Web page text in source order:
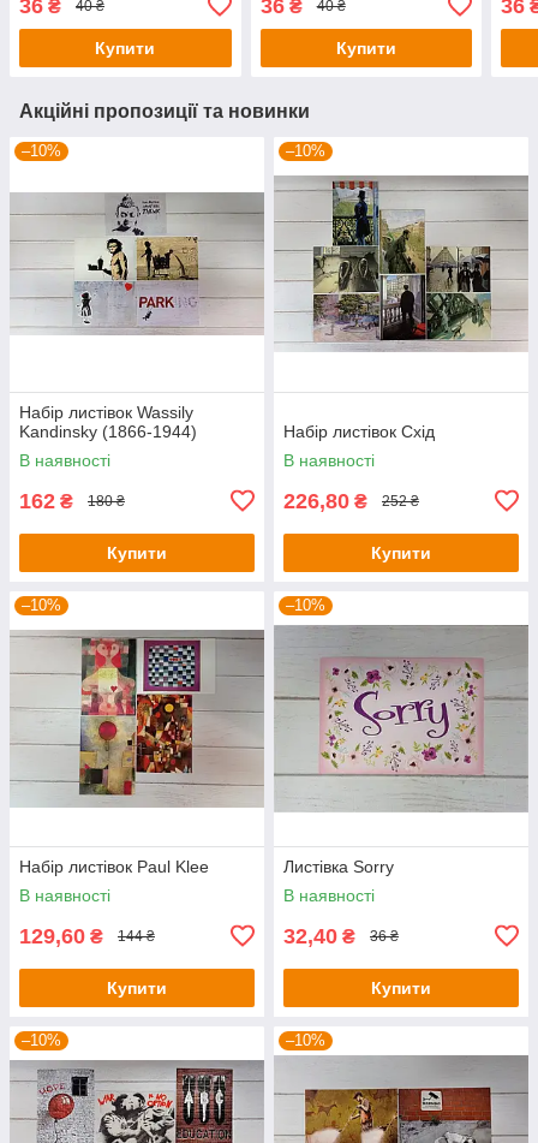
36 ₴ 40 ₴
Купити
36₴ 40 ₴
Купити
36
Акційні пропозиції та новинки
–10%
Набір листівок Wassily
Kandinsky (1866-1944)
В наявності
162 ₴ 180 ₴
Купити
–10%
Набір листівок Схід
В наявності
226,80 ₴ 252 ₴
Купити
–10%
Набір листівок Paul Klee
В наявності
129,60 ₴ 144 ₴
Купити
–10%
Листівка Sorry
В наявності
32,40 ₴ 36 ₴
Купити
–10% –10%